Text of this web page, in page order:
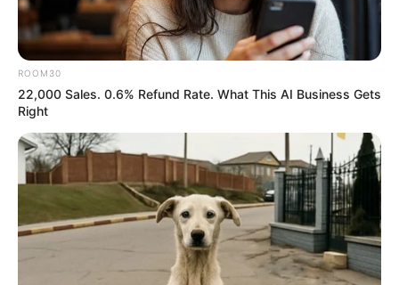
zdj. Warner Bros.
OBSERWUJ NAS W GOOGLE NEWS, BY BYĆ NA
ROOM30
22,000 Sales. 0.6% Refund Rate. What This AI Business Gets
Right